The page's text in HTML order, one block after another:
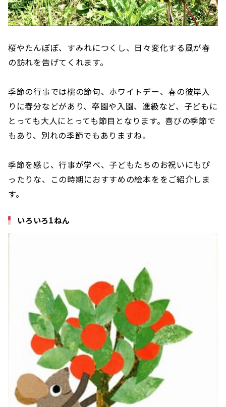
桜やたんぽぽ、すみれにつくし、日々変化する風が春
の訪れを告げてくれます。
季節の行事では桃の節句、ホワイトデー、春の彼岸入
りに春分などがあり、卒園や入園、進級など、子どもに
とっても大人にとっても節目となります。喜びの季節で
もあり、別れの季節でもありますね。
季節を感じ、行事が学べ、子どもたちのお祝いにもぴ
ったりな、この時期におすすめの絵本ををご紹介しま
す。
いろいろ1ねん